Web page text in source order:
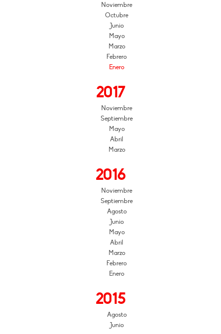
Noviembre
Octubre
Junio
Mayo
Marzo
Febrero
Enero
2017
Noviembre
Septiembre
Mayo
Abril
Marzo
2016
Noviembre
Septiembre
Agosto
Junio
Mayo
Abril
Marzo
Febrero
Enero
2015
Agosto
Junio